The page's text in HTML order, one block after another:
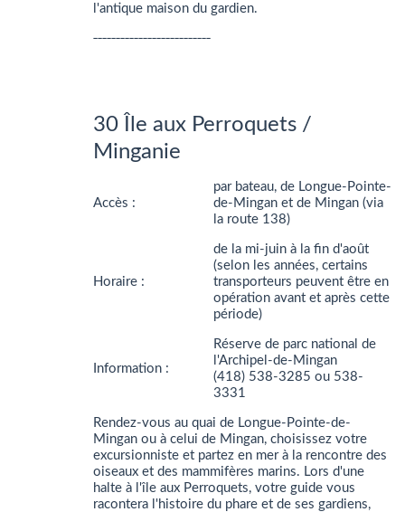
l'antique maison du gardien.
30 Île aux Perroquets /
Minganie
Accès :
par bateau, de Longue-Pointe-
de-Mingan et de Mingan (via
la route 138)
Horaire :
de la mi-juin à la fin d'août
(selon les années, certains
transporteurs peuvent être en
opération avant et après cette
période)
Information :
Réserve de parc national de
l'Archipel-de-Mingan
(418) 538-3285 ou 538-
3331
Rendez-vous au quai de Longue-Pointe-de-
Mingan ou à celui de Mingan, choisissez votre
excursionniste et partez en mer à la rencontre des
oiseaux et des mammifères marins. Lors d'une
halte à l'île aux Perroquets, votre guide vous
racontera l'histoire du phare et de ses gardiens,